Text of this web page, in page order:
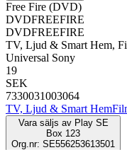
Free Fire (DVD)
DVDFREEFIRE
DVDFREEFIRE
TV, Ljud & Smart Hem,
Universal Sony
19
SEK
7330031003064
TV, Ljud & Smart Hem
Vara säljs av Play SE
Box 123
Org.nr: SE556253613501